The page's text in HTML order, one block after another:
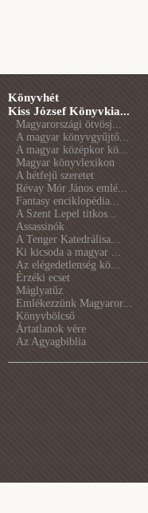
Könyvhét
Kiss József Könyvkia...
Magyarországi ötvösj...
A magyar könyvgyűjtő...
A magyar középkor kö...
Magyar könyvlexikon
A hétfejű szeretet
Révay Mór János emlé...
Fantasy enciklopédia...
A Szent Lepel titkos...
Assassinók
A Tenger Katedrálisa...
Ki kicsoda a magyar ...
Az elégedetlenség kö...
Érzéki ecset
Máglyatűz
Emlékezzünk Magyaror...
Könyvbölcső
Ártatlanok vére
Az Agyagbiblia